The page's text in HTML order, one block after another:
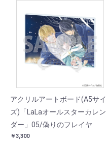
アクリルアートボード(A5サイ
ズ)「LaLaオールスターカレン
ダー」05/偽りのフレイヤ
￥3,300